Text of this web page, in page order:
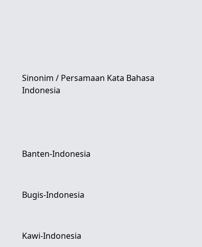
Sinonim / Persamaan Kata Bahasa
Indonesia
Banten-Indonesia
Bugis-Indonesia
Kawi-Indonesia